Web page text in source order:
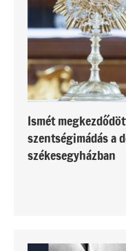
Ismét
szentségimádás a
székesegyházban